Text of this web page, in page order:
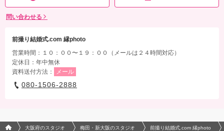
問い合わせる
前撮り結婚式.com 縁photo
営業時間：１０：００〜１９：００（メールは２４時間対応）
定休日：年中無休
資料送付方法：
メール
080-1506-2888
フォトウエディング/結婚写真のPhotorait ホーム
大阪府のスタジオ 梅田・新大阪のスタジオ 前撮り結婚式.com 縁photo